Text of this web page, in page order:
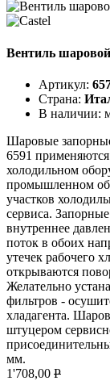
Вентиль
Артикул:
Страна:
В наличии:
Шаровые
6591
холодильном
промышленном
участков
сервиса.
внутреннее
поток в обоих
утечек рабочего
открываются
Желательно
фильтров -
хладагента.
штуцером
мм.
1'708,00 P